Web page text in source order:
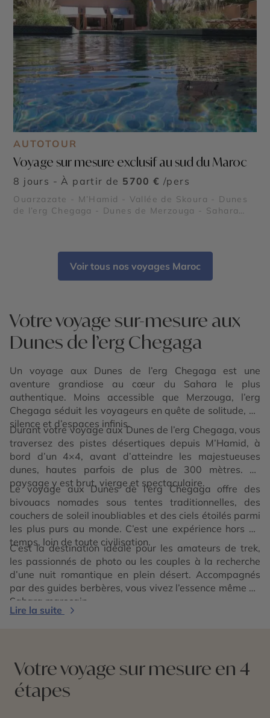
AUTOTOUR
Voyage sur mesure exclusif au sud du Maroc
8 jours - À partir de 5700 € /pers
Ouarzazate - M’Hamid - Vallée de Skoura - Dunes
de l’erg Chegaga - Dunes de Merzouga - Sahara
Voir tous nos voyages Maroc
Votre voyage sur-mesure aux
Dunes de l’erg Chegaga
Un voyage aux Dunes de l’erg Chegaga est une
aventure grandiose au cœur du Sahara le plus
authentique. Moins accessible que Merzouga, l’erg
Chegaga séduit les voyageurs en quête de solitude, de
silence et d’espaces infinis.
Durant votre voyage aux Dunes de l’erg Chegaga, vous
traversez des pistes désertiques depuis M’Hamid, à
bord d’un 4×4, avant d’atteindre les majestueuses
dunes, hautes parfois de plus de 300 mètres. Le
paysage y est brut, vierge et spectaculaire.
Le voyage aux Dunes de l’erg Chegaga offre des
bivouacs nomades sous tentes traditionnelles, des
couchers de soleil inoubliables et des ciels étoilés parmi
les plus purs au monde. C’est une expérience hors du
temps, loin de toute civilisation.
C’est la destination idéale pour les amateurs de trek,
les passionnés de photo ou les couples à la recherche
d’une nuit romantique en plein désert. Accompagnés
par des guides berbères, vous vivez l’essence même du
Sahara marocain.
Lire la suite
Votre voyage sur mesure en 4
étapes